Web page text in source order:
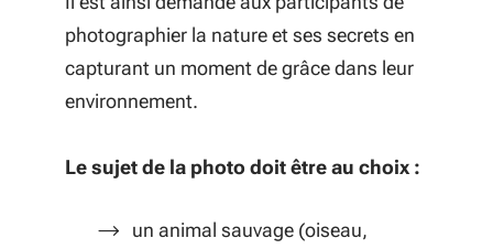
photographier la nature et ses secrets en
capturant un moment de grâce dans leur
environnement.
Le sujet de la photo doit être au choix :
un animal sauvage (oiseau,